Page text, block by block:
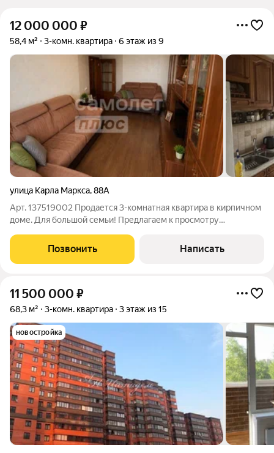
12 000 000 ₽
58,4 м² 3-комн. квартира 6 этаж из 9
улица Карла Маркса,88А
Арт. 137519002 Продается 3-комнатная квартира в кирпичном
доме. Для большой семьи! Предлагаем к просмотру
«квадратные метры», а дом с историей, где прожила не одна
смена поколений. Квартира в
Позвонить Написать
11 500 000 ₽
68,3 м² 3-комн. квартира 3 этаж из 15
новостройка